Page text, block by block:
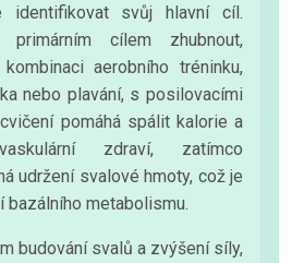
identifikovat svůj hlavní cíl.
cílem zhubnout,
aerobního tréninku,
nebo plavání, s posilovacími
pomáhá spálit kalorie a
zdraví, zatímco
udržení svalové hmoty, což je
bazálního metabolismu.
budování svalů a zvýšení síly,